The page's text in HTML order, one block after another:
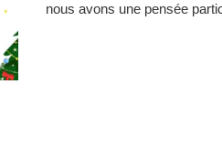
nous avons une pensée